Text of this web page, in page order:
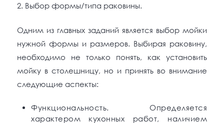
2. Выбор формы/типа раковины.
Одним из главных заданий является выбор мойки
нужной формы и размеров. Выбирая раковину,
необходимо не только понять, как установить
мойку в столешницу, но и принять во внимание
следующие аспекты:
Функциональность. Определяется
характером кухонных работ, наличием